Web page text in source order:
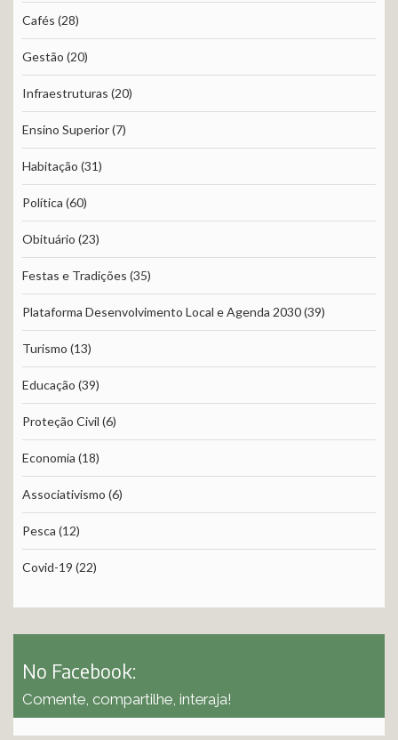
Cafés (28)
Gestão (20)
Infraestruturas (20)
Ensino Superior(7)
Habitação (31)
Política (60)
Obituário (23)
Festas e Tradições (35)
Plataforma Desenvolvimento Local e Agenda 2030(39)
Turismo (13)
Educação (39)
Proteção Civil (6)
Economia (18)
Associativismo (6)
Pesca (12)
Covid-19 (22)
No Facebook:
Comente, compartilhe, interaja!